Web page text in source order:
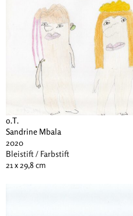
o.T.
Sandrine Mbala
2020
Bleistift / Farbstift
21 x 29,8 cm